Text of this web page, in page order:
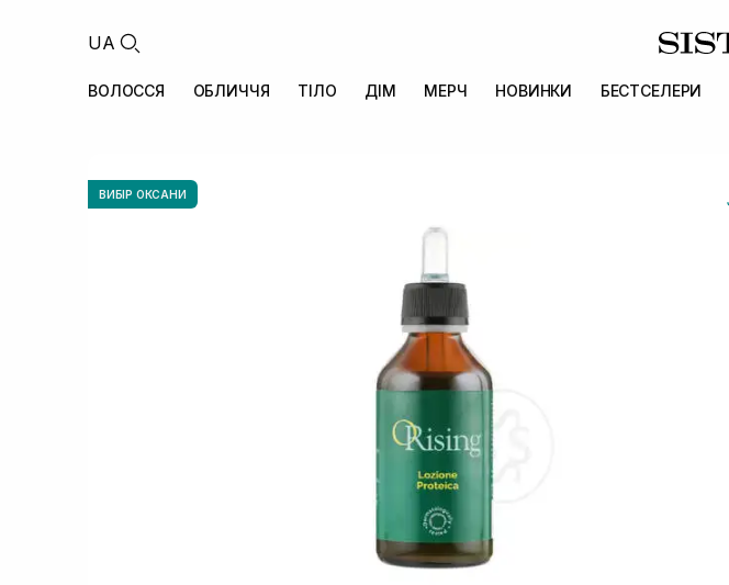
UA
ВОЛОССЯ ОБЛИЧЧЯ ТІЛО ДІМ МЕРЧ НОВИНКИ БЕСТСЕЛЕРИ
ВИБІР ОКСАНИ